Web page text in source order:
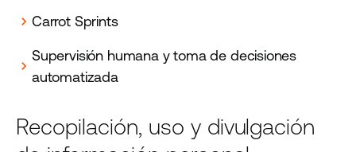
chevron_right Carrot Sprints
chevron_right
Supervisión humana y toma de decisiones
automatizada
Recopilación, uso y divulgación